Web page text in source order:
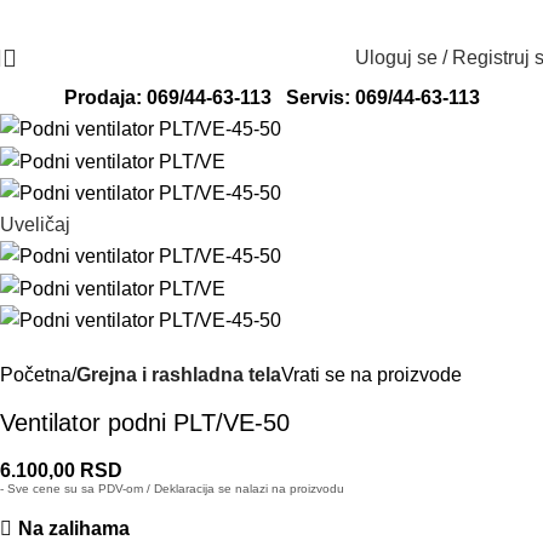
Uloguj se / Registruj
Prodaja: 069/44-63-113
Servis: 069/44-63-113
Uveličaj
Početna Grejna i rashladna telaVrati se na proizvode
Ventilator podni PLT/VE-50
6.100,00 RSD
- Sve cene su sa PDV-om / Deklaracija se nalazi na proizvodu
Na zalihama